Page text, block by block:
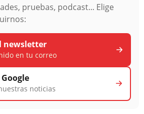
pruebas, podcast... Elige
newsletter
en tu correo
noticias